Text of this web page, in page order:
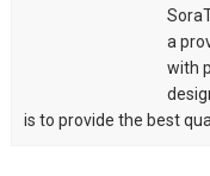
a
with
is to provide the best